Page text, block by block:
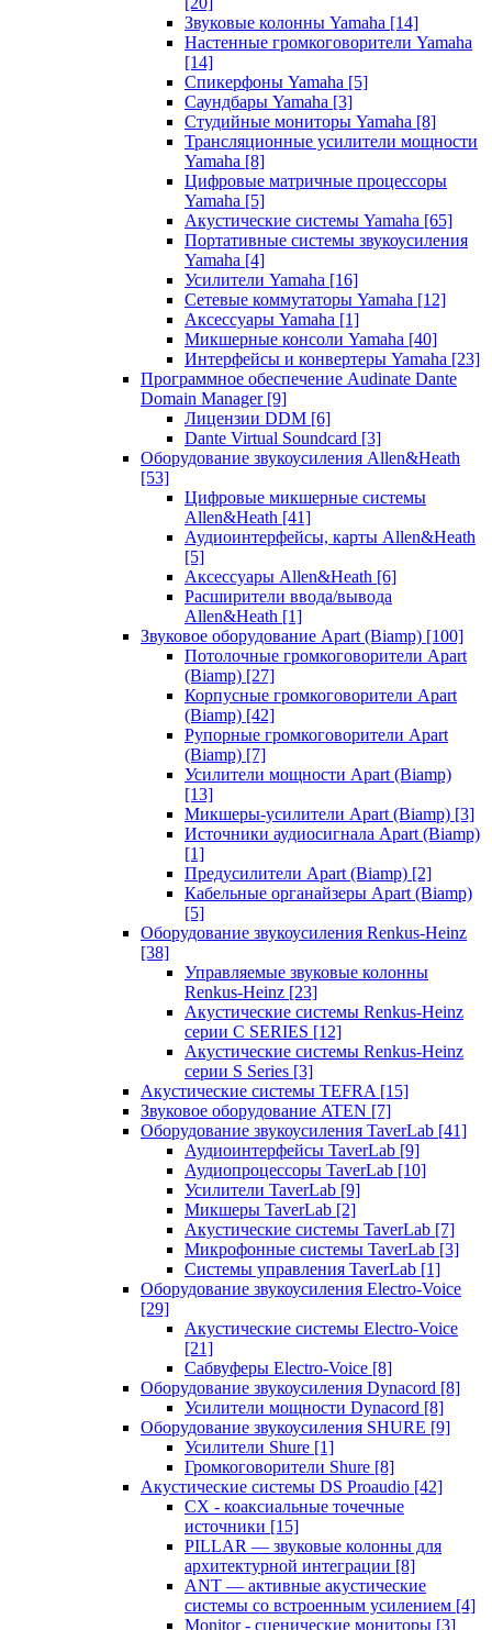
Звуковые колонны Yamaha [14]
Настенные громкоговорители Yamaha
[14]
Спикерфоны Yamaha [5]
Саундбары Yamaha [3]
Студийные мониторы Yamaha [8]
Трансляционные усилители мощности
Yamaha [8]
Цифровые матричные процессоры
Yamaha [5]
Акустические системы Yamaha [65]
Портативные системы звукоусиления
Yamaha [4]
Усилители Yamaha [16]
Сетевые коммутаторы Yamaha [12]
Аксессуары Yamaha [1]
Микшерные консоли Yamaha [40]
Интерфейсы и конвертеры Yamaha [23]
Программное обеспечение Audinate Dante
Domain Manager [9]
Лицензии DDM [6]
Dante Virtual Soundcard [3]
Оборудование звукоусиления Allen&Heath
[53]
Цифровые микшерные системы
Allen&Heath [41]
Аудиоинтерфейсы, карты Allen&Heath
[5]
Аксессуары Allen&Heath [6]
Расширители ввода/вывода
Allen&Heath [1]
Звуковое оборудование Apart (Biamp) [100]
Потолочные громкоговорители Apart
(Biamp) [27]
Корпусные громкоговорители Apart
(Biamp) [42]
Рупорные громкоговорители Apart
(Biamp) [7]
Усилители мощности Apart (Biamp)
[13]
Микшеры-усилители Apart (Biamp) [3]
Источники аудиосигнала Apart (Biamp)
[1]
Предусилители Apart (Biamp) [2]
Кабельные органайзеры Apart (Biamp)
[5]
Оборудование звукоусиления Renkus-Heinz
[38]
Управляемые звуковые колонны
Renkus-Heinz [23]
Акустические системы Renkus-Heinz
серии C SERIES [12]
Акустические системы Renkus-Heinz
серии S Series [3]
Акустические системы TEFRA [15]
Звуковое оборудование ATEN [7]
Оборудование звукоусиления TaverLab [41]
Аудиоинтерфейсы TaverLab [9]
Аудиопроцессоры TaverLab [10]
Усилители TaverLab [9]
Микшеры TaverLab [2]
Акустические системы TaverLab [7]
Микрофонные системы TaverLab [3]
Системы управления TaverLab [1]
Оборудование звукоусиления Electro-Voice
[29]
Акустические системы Electro-Voice
[21]
Сабвуферы Electro-Voice [8]
Оборудование звукоусиления Dynacord [8]
Усилители мощности Dynacord [8]
Оборудование звукоусиления SHURE [9]
Усилители Shure [1]
Громкоговорители Shure [8]
Акустические системы DS Proaudio [42]
CX - коаксиальные точечные
источники [15]
PILLAR — звуковые колонны для
архитектурной интеграции [8]
ANT — активные акустические
системы со встроенным усилением [4]
Monitor - сценические мониторы [3]